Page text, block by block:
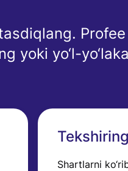
yoki yo‘l-
Shartlarni